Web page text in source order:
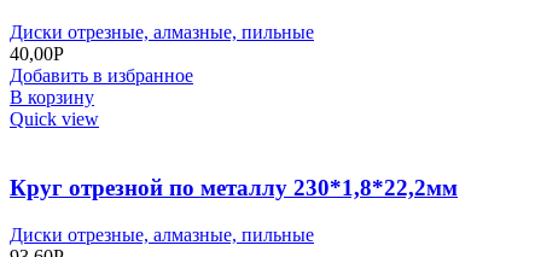
Диски отрезные, алмазные, пильные
40,00Р
Добавить в избранное
В корзину
Quick view
Круг отрезной по металлу 230*1,8*22,2мм
Диски отрезные, алмазные, пильные